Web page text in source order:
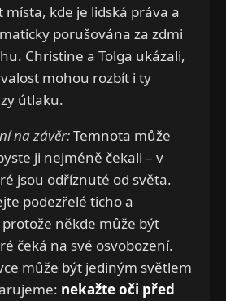
kde je lidská práva a
porušována za zdmi
Christine a Tolga ukázali,
mohou rozbít i ty
útlaku.
na závěr:Temnota může
ji nejméně čekali – v
jsou odříznuté od světa.
podezřelé ticho a
někde může být
čeká na své osvobození.
může být jediným světlem
nekažte oči před